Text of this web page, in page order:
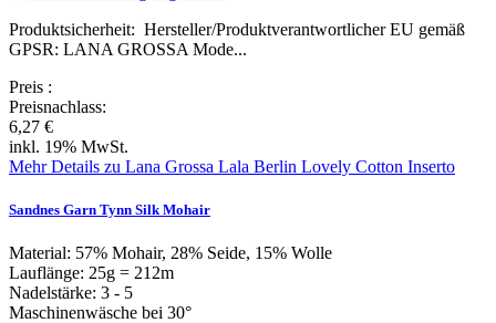
Produktsicherheit: Hersteller/Produktverantwortlicher EU gemäß
GPSR: LANA GROSSA Mode...
Preis :
Preisnachlass:
6,27 €
inkl. 19% MwSt.
Mehr Details zu Lana Grossa Lala Berlin Lovely Cotton Inserto
Sandnes Garn Tynn Silk Mohair
Material: 57% Mohair, 28% Seide, 15% Wolle
Lauflänge: 25g = 212m
Nadelstärke: 3 - 5
Maschinenwäsche bei 30°